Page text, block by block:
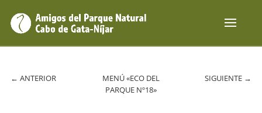
← ANTERIOR
MENÚ «ECO DEL
PARQUE Nº18»
SIGUIENTE →